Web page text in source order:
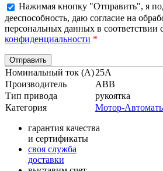
Нажимая кнопку "Отправить", я
дееспособность, даю согласие на
персональных данных в соответствии
конфиденциальности *
Номинальный ток (А)25А
Производитель
ABB
Тип привода
рукоятка
Категория
Мотор-
гарантия качества
и сертификаты
своя служба
доставки